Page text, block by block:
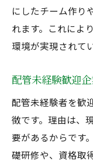
にしたチーム作り
れます。これによ
環境が実現されて
配管未経験歓迎
配管未経験者を歓
徴です。理由は、
要があるからです
礎研修や、資格取